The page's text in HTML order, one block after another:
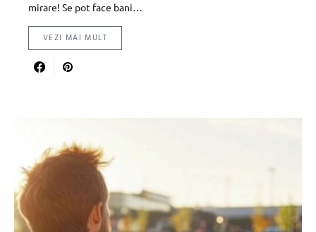
mirare! Se pot face bani…
VEZI MAI MULT